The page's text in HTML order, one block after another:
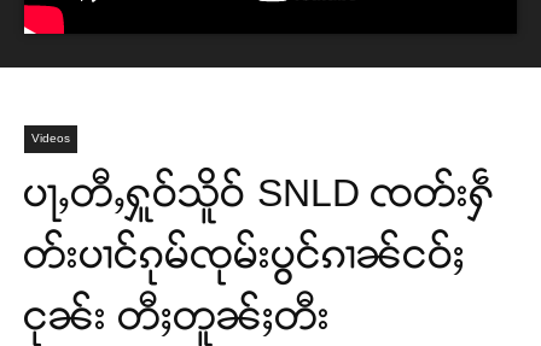
Videos
ပႃႇတီႇႁူဝ်သိူဝ် SNLD ၸတ်းႁဵ
တ်းပၢင်ၵုမ်ၸုမ်းပွင်ၵၢၼ်ငဝ်ႈ
ငုၼ်း တီႈတူၼ်ႈတီး